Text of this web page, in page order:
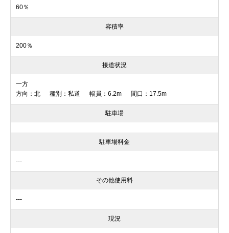
60％
容積率
200％
接道状況
一方
方向：北 種別：私道 幅員：6.2m 間口：17.5m
駐車場
駐車場料金
---
その他使用料
---
現況